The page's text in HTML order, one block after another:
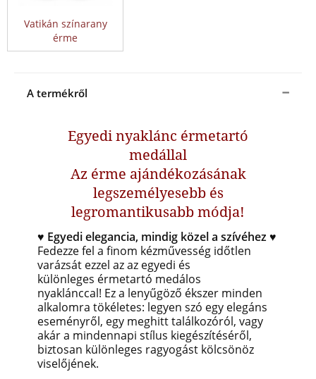
Vatikán színarany
érme
A termékről
Egyedi nyaklánc érmetartó
medállal
Az érme ajándékozásának
legszemélyesebb és
legromantikusabb módja!
♥ Egyedi elegancia, mindig közel a szívéhez ♥
Fedezze fel a finom kézművesség időtlen
varázsát ezzel az az egyedi és
különleges érmetartó medálos
nyaklánccal! Ez a lenyűgöző ékszer minden
alkalomra tökéletes: legyen szó egy elegáns
eseményről, egy meghitt találkozóról, vagy
akár a mindennapi stílus kiegészítéséről,
biztosan különleges ragyogást kölcsönöz
viselőjének.